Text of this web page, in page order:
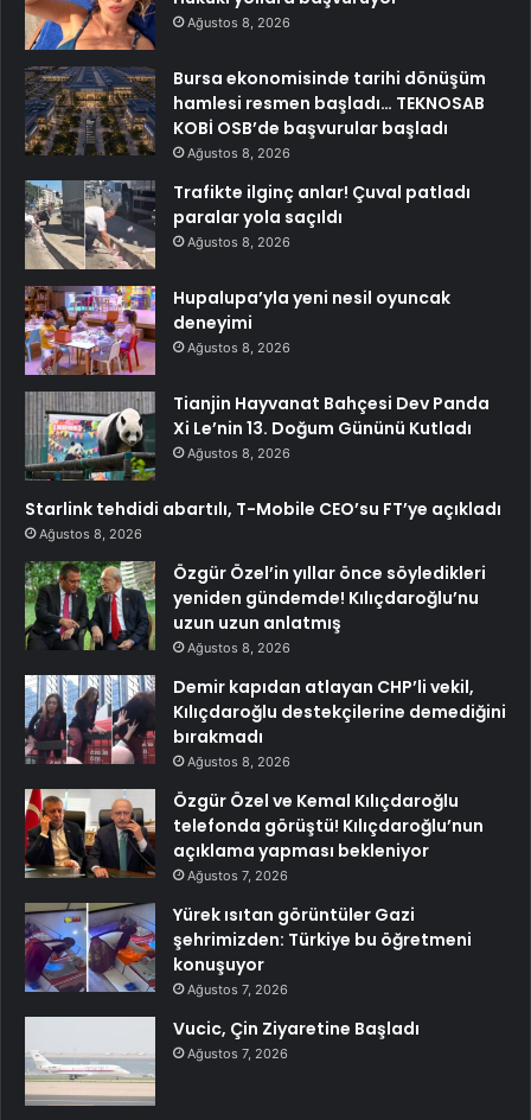
Ağustos 8, 2026
Bursa ekonomisinde tarihi dönüşüm
hamlesi resmen başladı… TEKNOSAB
KOBİ OSB’de başvurular başladı
Ağustos 8, 2026
Trafikte ilginç anlar! Çuval patladı
paralar yola saçıldı
Ağustos 8, 2026
Hupalupa’yla yeni nesil oyuncak
deneyimi
Ağustos 8, 2026
Tianjin Hayvanat Bahçesi Dev Panda
Xi Le’nin 13. Doğum Gününü Kutladı
Ağustos 8, 2026
Starlink tehdidi abartılı, T-Mobile CEO’su FT’ye açıkladı
Ağustos 8, 2026
Özgür Özel’in yıllar önce söyledikleri
yeniden gündemde! Kılıçdaroğlu’nu
uzun uzun anlatmış
Ağustos 8, 2026
Demir kapıdan atlayan CHP’li vekil,
Kılıçdaroğlu destekçilerine demediğini
bırakmadı
Ağustos 8, 2026
Özgür Özel ve Kemal Kılıçdaroğlu
telefonda görüştü! Kılıçdaroğlu’nun
açıklama yapması bekleniyor
Ağustos 7, 2026
Yürek ısıtan görüntüler Gazi
şehrimizden: Türkiye bu öğretmeni
konuşuyor
Ağustos 7, 2026
Vucic, Çin Ziyaretine Başladı
Ağustos 7, 2026